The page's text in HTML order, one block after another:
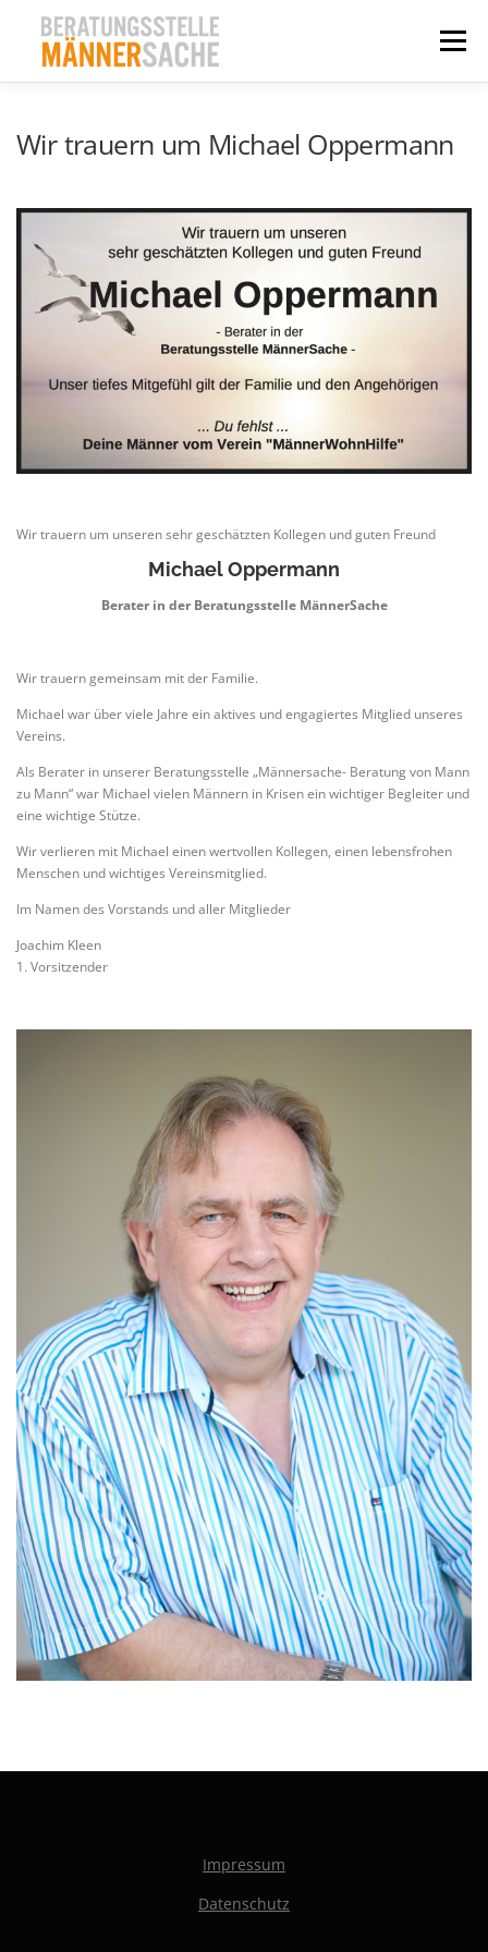
springen
Menü
WIR SIND FÜR SIE DA! AKTUELLES KONTAKT
Wir trauern um Michael Oppermann
Wir trauern um unseren sehr geschätzten Kollegen und guten Freund
Michael Oppermann
Berater in der Beratungsstelle MännerSache
Wir trauern gemeinsam mit der Familie.
Michael war über viele Jahre ein aktives und engagiertes Mitglied unseres
Vereins.
Als Berater in unserer Beratungsstelle „Männersache- Beratung von Mann
zu Mann“ war Michael vielen Männern in Krisen ein wichtiger Begleiter und
eine wichtige Stütze.
Wir verlieren mit Michael einen wertvollen Kollegen, einen lebensfrohen
Menschen und wichtiges Vereinsmitglied.
Im Namen des Vorstands und aller Mitglieder
Joachim Kleen
1. Vorsitzender
Impressum
Datenschutz